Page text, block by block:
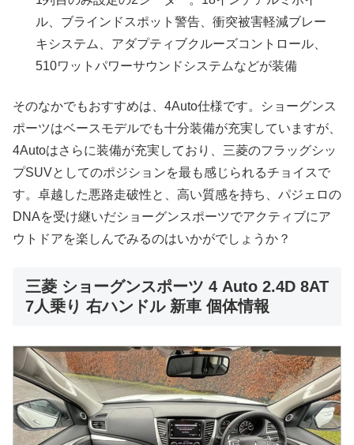
ル、ブラインドスポット警告、衝突被害軽減ブレー
キシステム、アダプティブクルーズコントロール、
510ワットパワーサウンドシステムなどが装備
そのなかでもおすすめは、4Auto仕様です。ショーグンス
ポーツはベースモデルでも十分装備が充実していますが、
4Autoはさらに装備が充実しており、三菱のフラッグシッ
プSUVとしてのポジションを最も感じられるチョイスで
す。卓越した悪路走破性と、高い質感を持ち、パジェロの
DNAを受け継いだショーグンスポーツでアクティブにア
ウトドアを楽しんでみるのはいかがでしょうか？
三菱 ショーグンスポーツ 4 Auto 2.4D 8AT
7人乗り 右ハンドル 新車 個体情報